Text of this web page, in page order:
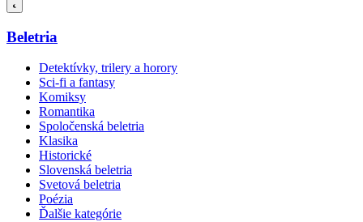
Beletria
Detektívky, trilery a horory
Sci-fi a fantasy
Komiksy
Romantika
Spoločenská beletria
Klasika
Historické
Slovenská beletria
Svetová beletria
Poézia
Ďalšie kategórie